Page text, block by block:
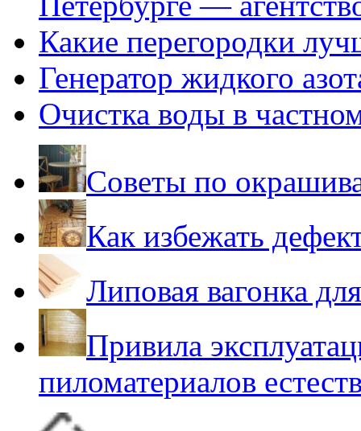
Какие перегородки
Генератор жидкого
Очистка воды в
Советы по
Как избежать
Липовая вагонка
Привила
пиломатериалов